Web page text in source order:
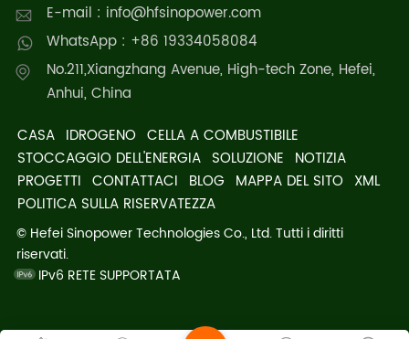
E-mail : info@hfsinopower.com
WhatsApp : +86 19334058084
No.211,Xiangzhang Avenue, High-tech Zone, Hefei,
Anhui, China
CASA IDROGENO CELLA A COMBUSTIBILE
STOCCAGGIO DELL'ENERGIA SOLUZIONE NOTIZIA
PROGETTI CONTATTACI BLOG MAPPA DEL SITO XML
POLITICA SULLA RISERVATEZZA
© Hefei Sinopower Technologies Co., Ltd. Tutti i diritti
riservati.
IPv6 RETE SUPPORTATA